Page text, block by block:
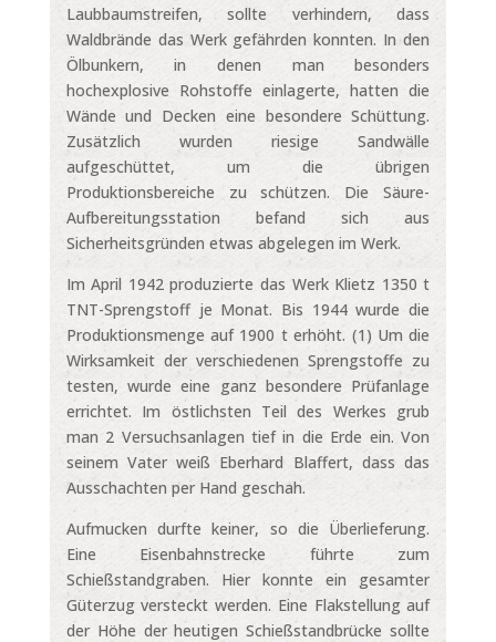
Laubbaumstreifen, sollte verhindern, dass
Waldbrände das Werk gefährden konnten. In den
Ölbunkern, in denen man besonders
hochexplosive Rohstoffe einlagerte, hatten die
Wände und Decken eine besondere Schüttung.
Zusätzlich wurden riesige Sandwälle
aufgeschüttet, um die übrigen
Produktionsbereiche zu schützen. Die Säure-
Aufbereitungsstation befand sich aus
Sicherheitsgründen etwas abgelegen im Werk.
Im April 1942 produzierte das Werk Klietz 1350 t
TNT-Sprengstoff je Monat. Bis 1944 wurde die
Produktionsmenge auf 1900 t erhöht. (1) Um die
Wirksamkeit der verschiedenen Sprengstoffe zu
testen, wurde eine ganz besondere Prüfanlage
errichtet. Im östlichsten Teil des Werkes grub
man 2 Versuchsanlagen tief in die Erde ein. Von
seinem Vater weiß Eberhard Blaffert, dass das
Ausschachten per Hand geschah.
Aufmucken durfte keiner, so die Überlieferung.
Eine Eisenbahnstrecke führte zum
Schießstandgraben. Hier konnte ein gesamter
Güterzug versteckt werden. Eine Flakstellung auf
der Höhe der heutigen Schießstandbrücke sollte